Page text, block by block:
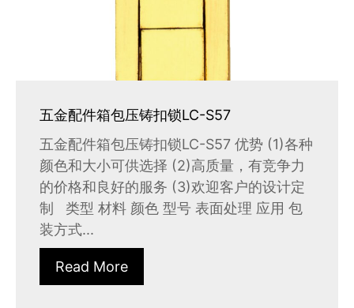
五金配件箱包压铸扣锁LC-S57
五金配件箱包压铸扣锁LC-S57 优势 (1)各种
颜色和大小可供选择 (2)高质量，有竞争力
的价格和良好的服务 (3)欢迎客户的设计定
制 类型 材料 颜色 型号 表面处理 应用 包
装方式...
Read More